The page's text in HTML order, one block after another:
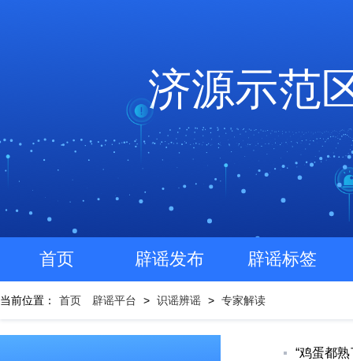
济源示范
首页 辟谣发布 辟谣标签
当前位置： 首页 辟谣平台 > 识谣辨谣 > 专家解读
“鸡蛋都